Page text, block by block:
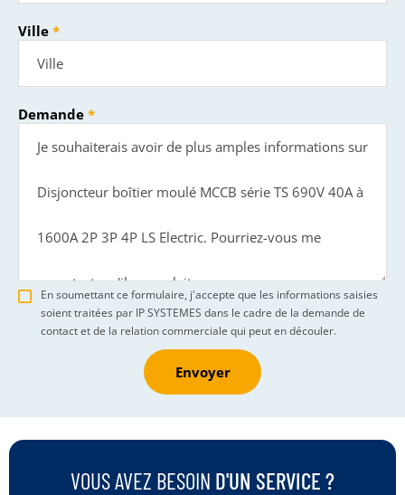
Ville
Demande
En soumettant ce formulaire, j'accepte que les informations saisies
soient traitées par IP SYSTEMES dans le cadre de la demande de
contact et de la relation commerciale qui peut en découler.
Envoyer
VOUS AVEZ BESOIN D'UN SERVICE ?